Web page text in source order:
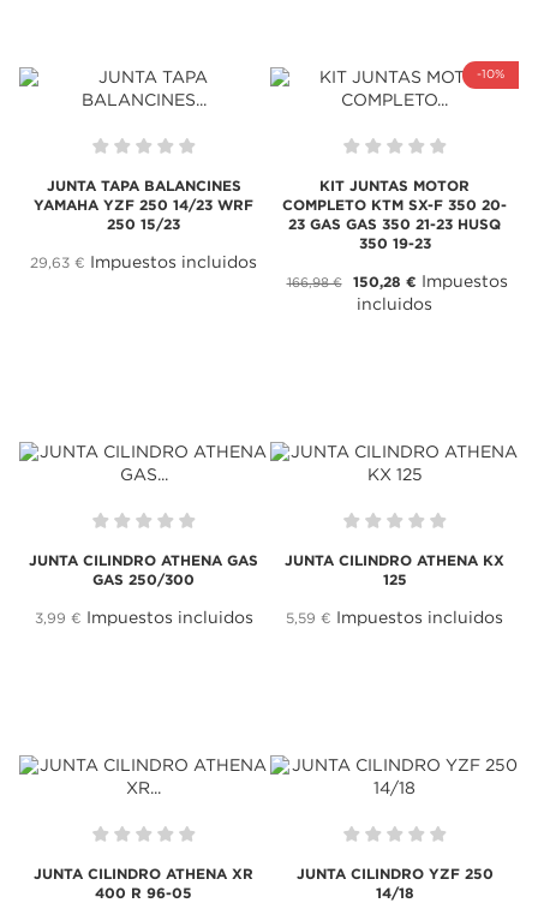
JUNTA TAPA BALANCINES
YAMAHA YZF 250 14/23 WRF
250 15/23
29,63 € Impuestos incluidos
-10%
KIT JUNTAS MOTOR
COMPLETO KTM SX-F 350 20-
23 GAS GAS 350 21-23 HUSQ
350 19-23
166,98 € 150,28 € Impuestos
incluidos
JUNTA CILINDRO ATHENA GAS
GAS 250/300
3,99 € Impuestos incluidos
JUNTA CILINDRO ATHENA KX
125
5,59 € Impuestos incluidos
JUNTA CILINDRO ATHENA XR
400 R 96-05
JUNTA CILINDRO YZF 250
14/18